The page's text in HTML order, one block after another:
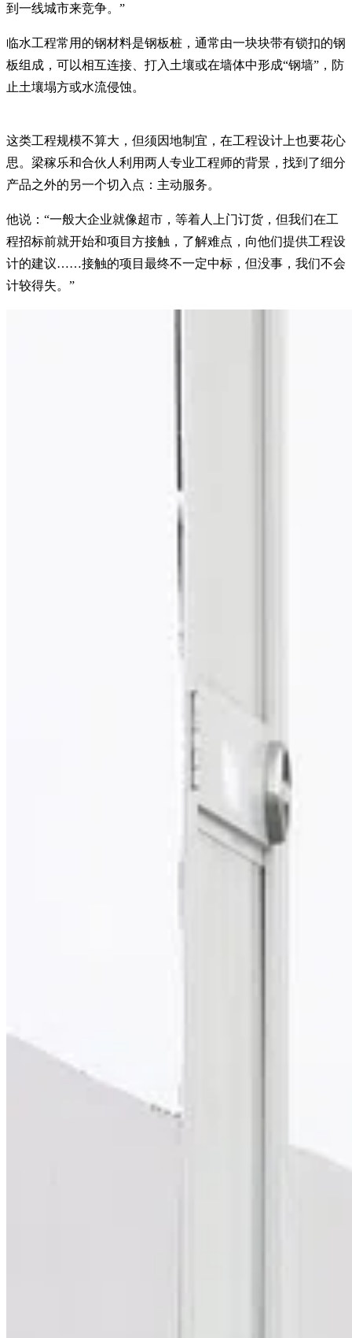
到一线城市来竞争。”
临水工程常用的钢材料是钢板桩，通常由一块块带有锁扣的钢
板组成，可以相互连接、打入土壤或在墙体中形成“钢墙”，防
止土壤塌方或水流侵蚀。
这类工程规模不算大，但须因地制宜，在工程设计上也要花心
思。梁稼乐和合伙人利用两人专业工程师的背景，找到了细分
产品之外的另一个切入点：主动服务。
他说：“一般大企业就像超市，等着人上门订货，但我们在工
程招标前就开始和项目方接触，了解难点，向他们提供工程设
计的建议……接触的项目最终不一定中标，但没事，我们不会
计较得失。”